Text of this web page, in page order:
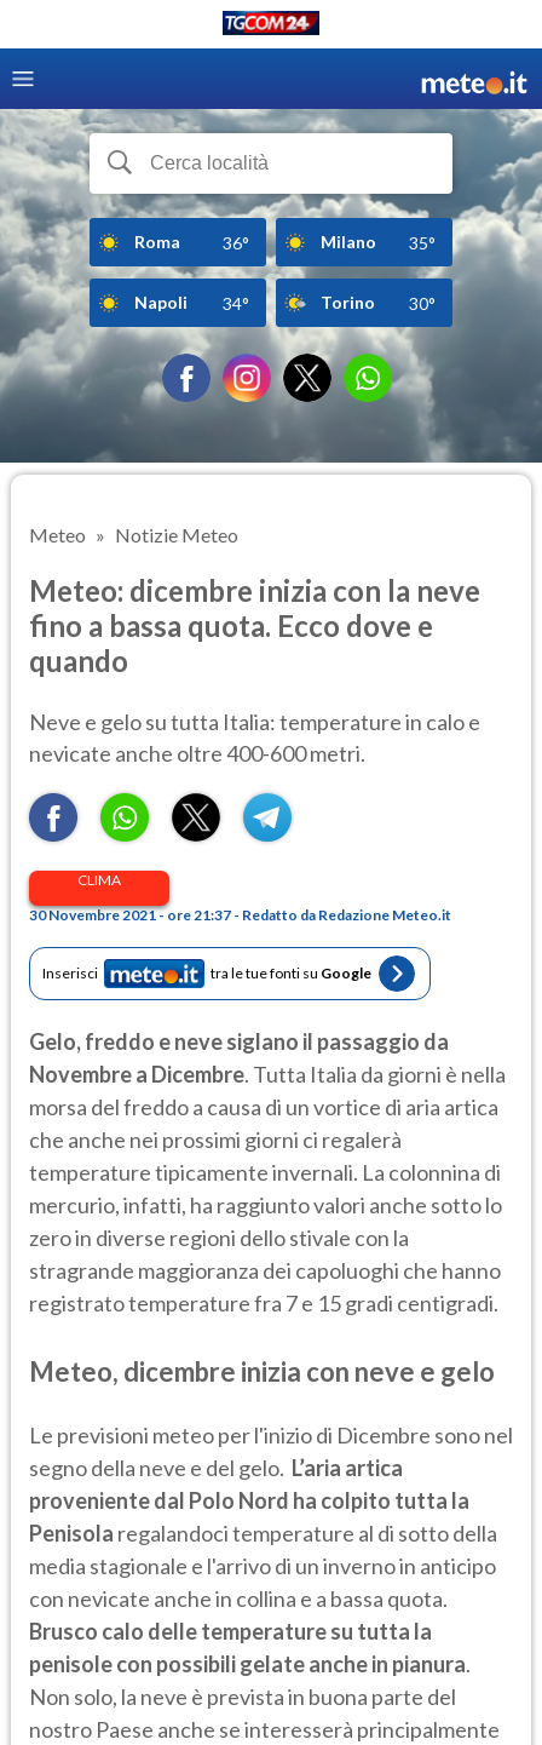
Roma 36° Milano 35°
Napoli 34° Torino 30°
Meteo Notizie Meteo
Meteo: dicembre inizia con la neve
fino a bassa quota. Ecco dove e
quando
Neve e gelo su tutta Italia: temperature in calo e
nevicate anche oltre 400-600 metri.
CLIMA
30 Novembre 2021 - ore 21:37 - Redatto da Redazione Meteo.it
Inserisci tra le tue fonti su Google
Gelo, freddo e neve siglano il passaggio da
Novembre a Dicembre. Tutta Italia da giorni è nella
morsa del freddo a causa di un vortice di aria artica
che anche nei prossimi giorni ci regalerà
temperature tipicamente invernali. La colonnina di
mercurio, infatti, ha raggiunto valori anche sotto lo
zero in diverse regioni dello stivale con la
stragrande maggioranza dei capoluoghi che hanno
registrato temperature fra 7 e 15 gradi centigradi.
Meteo, dicembre inizia con neve e gelo
Le previsioni meteo per l'inizio di Dicembre sono nel
segno della neve e del gelo. L’aria artica
proveniente dal Polo Nord ha colpito tutta la
Penisola regalandoci temperature al di sotto della
media stagionale e l'arrivo di un inverno in anticipo
con nevicate anche in collina e a bassa quota.
Brusco calo delle temperature su tutta la
penisole con possibili gelate anche in pianura.
Non solo, la neve è prevista in buona parte del
nostro Paese anche se interesserà principalmente